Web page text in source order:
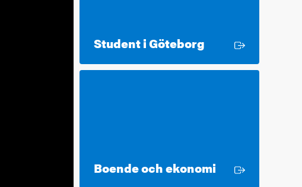
Student i Göteborg Extern länk
Boende och ekonomi Extern länk